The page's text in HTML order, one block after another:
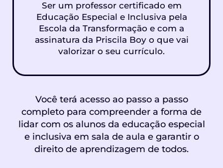
Ser um professor certificado em
Educação Especial e Inclusiva pela
Escola da Transformação e com a
assinatura da Priscila Boy o que vai
valorizar o seu currículo.
Você terá acesso ao passo a passo
completo para compreender a forma de
lidar com os alunos da educação especial
e inclusiva em sala de aula e garantir o
direito de aprendizagem de todos.